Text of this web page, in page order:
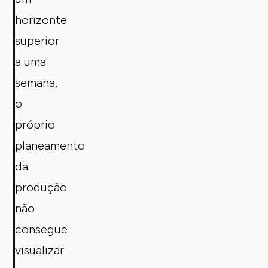
horizonte
superior
a uma
semana,
o
próprio
planeamento
da
produção
não
consegue
visualizar